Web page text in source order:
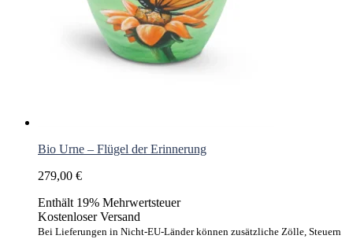
Bio Urne – Flügel der Erinnerung
279,00 €
Enthält 19% Mehrwertsteuer
Kostenloser Versand
Bei Lieferungen in Nicht-EU-Länder können zusätzliche Zölle, Steuern